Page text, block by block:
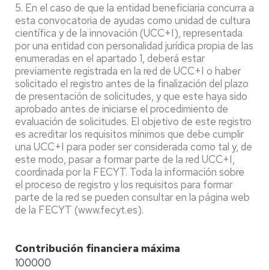
5. En el caso de que la entidad beneficiaria concurra a
esta convocatoria de ayudas como unidad de cultura
científica y de la innovación (UCC+I), representada
por una entidad con personalidad jurídica propia de las
enumeradas en el apartado 1, deberá estar
previamente registrada en la red de UCC+I o haber
solicitado el registro antes de la finalización del plazo
de presentación de solicitudes, y que este haya sido
aprobado antes de iniciarse el procedimiento de
evaluación de solicitudes. El objetivo de este registro
es acreditar los requisitos mínimos que debe cumplir
una UCC+I para poder ser considerada como tal y, de
este modo, pasar a formar parte de la red UCC+I,
coordinada por la FECYT. Toda la información sobre
el proceso de registro y los requisitos para formar
parte de la red se pueden consultar en la página web
de la FECYT (www.fecyt.es).
Contribución financiera máxima
100000